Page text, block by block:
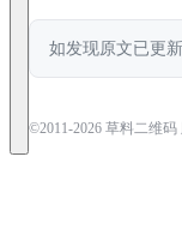
如发现原文已更
©2011-2026 草料二维码